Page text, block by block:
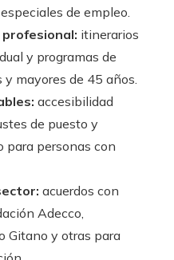
de empleo.
profesional: itinerarios
y programas de
mayores de 45 años.
accesibilidad
de puesto y
para personas con
acuerdos con
Adecco,
Gitano y otras para